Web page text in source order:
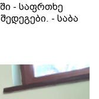
- საფრთხე
- საბა